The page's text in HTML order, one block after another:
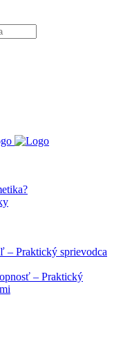
– Praktický sprievodca
– Praktický